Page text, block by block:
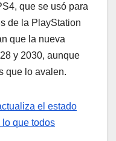
que se usó para
de la PlayStation
que la nueva
y 2030, aunque
que lo avalen.
el estado
que todos